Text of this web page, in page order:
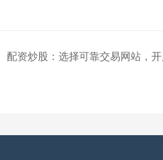
配资炒股：选择可靠交易网站，